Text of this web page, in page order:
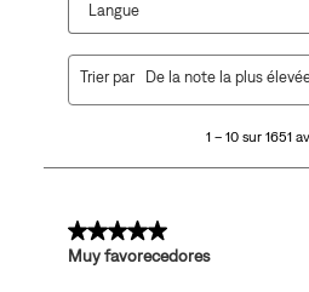
Langue
1651
1 – 10 sur 1651
Trier par De la note la plus
5 sur 5 étoiles.
Muy favorecedores